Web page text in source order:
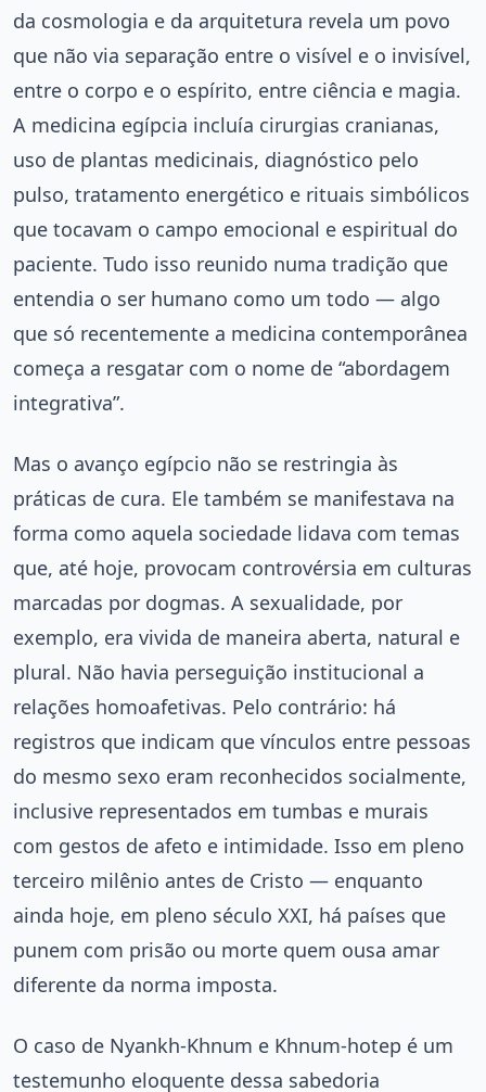
da cosmologia e da arquitetura revela um povo
que não via separação entre o visível e o invisível,
entre o corpo e o espírito, entre ciência e magia.
A medicina egípcia incluía cirurgias cranianas,
uso de plantas medicinais, diagnóstico pelo
pulso, tratamento energético e rituais simbólicos
que tocavam o campo emocional e espiritual do
paciente. Tudo isso reunido numa tradição que
entendia o ser humano como um todo — algo
que só recentemente a medicina contemporânea
começa a resgatar com o nome de “abordagem
integrativa”.
Mas o avanço egípcio não se restringia às
práticas de cura. Ele também se manifestava na
forma como aquela sociedade lidava com temas
que, até hoje, provocam controvérsia em culturas
marcadas por dogmas. A sexualidade, por
exemplo, era vivida de maneira aberta, natural e
plural. Não havia perseguição institucional a
relações homoafetivas. Pelo contrário: há
registros que indicam que vínculos entre pessoas
do mesmo sexo eram reconhecidos socialmente,
inclusive representados em tumbas e murais
com gestos de afeto e intimidade. Isso em pleno
terceiro milênio antes de Cristo — enquanto
ainda hoje, em pleno século XXI, há países que
punem com prisão ou morte quem ousa amar
diferente da norma imposta.
O caso de Nyankh-Khnum e Khnum-hotep é um
testemunho eloquente dessa sabedoria